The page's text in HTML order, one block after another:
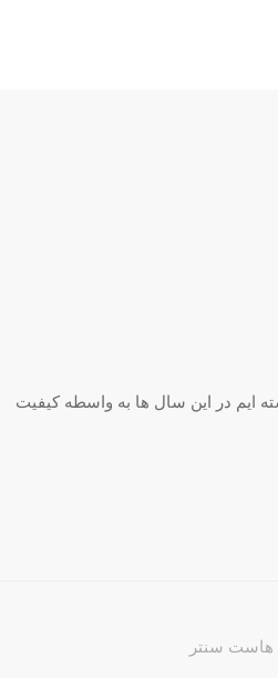
توانسته ایم در این سال ها به واسطه کیفیت
هاست سنتر